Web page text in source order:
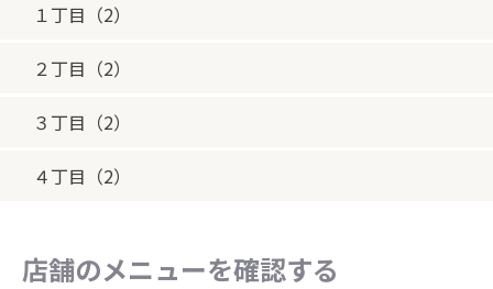
１丁目（2）
２丁目（2）
３丁目（2）
４丁目（2）
店舗のメニューを確認する